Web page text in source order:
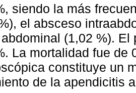
siendo la más
el absceso
(1,02 %).
La mortalidad fue de
constituye un
de la apendicitis